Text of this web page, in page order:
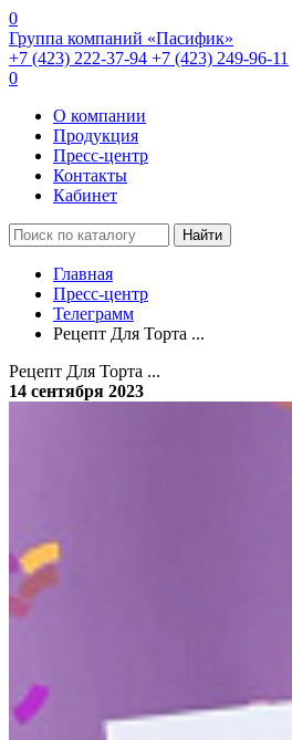
0
Группа компаний «Пасифик»
+7 (423) 222-37-94 +7 (423) 249-96-11
0
О компании
Продукция
Пресс-центр
Контакты
Кабинет
Найти
Главная
Пресс-центр
Телеграмм
Рецепт Для Торта ...
Рецепт Для Торта ...
14 сентября 2023